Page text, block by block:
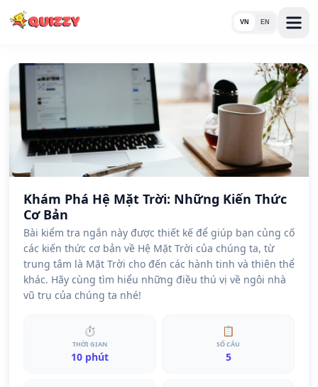
VN EN
Khám Phá Hệ Mặt Trời: Những Kiến Thức
Cơ Bản
Bài kiểm tra ngắn này được thiết kế để giúp bạn củng cố
các kiến thức cơ bản về Hệ Mặt Trời của chúng ta, từ
trung tâm là Mặt Trời cho đến các hành tinh và thiên thể
khác. Hãy cùng tìm hiểu những điều thú vị về ngôi nhà
vũ trụ của chúng ta nhé!
⏱
THỜI GIAN
10 phút
📋
SỐ CÂU
5